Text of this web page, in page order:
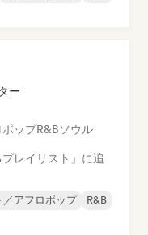
ー
ップR&Bソウル
レイリスト」に追
／アフロポップ
R&B